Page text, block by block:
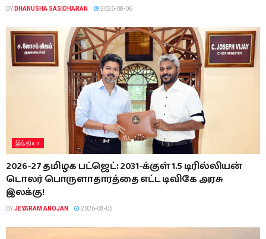
BY DHANUSHA SASIDHARAN 2026-08-06
இந்தியா
2026-27 தமிழக பட்ஜெட்: 2031-க்குள் 1.5 டிரில்லியன்
டொலர் பொருளாதாரத்தை எட்ட டிவிகே அரசு
இலக்கு!
BYJEYARAM ANOJAN 2026-08-05